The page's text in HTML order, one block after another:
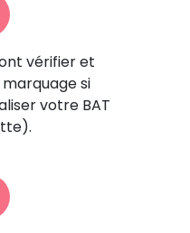
vérifier et
si
votre BAT